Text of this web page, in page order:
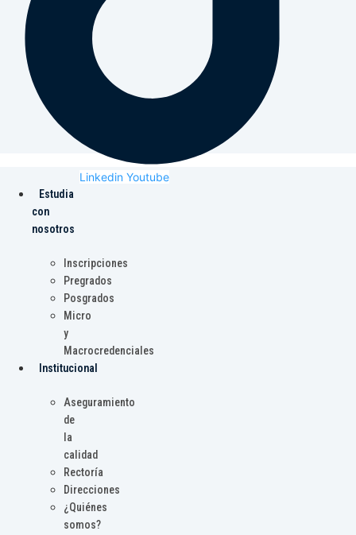
Linkedin Youtube
Estudia
con
nosotros
Inscripciones
Pregrados
Posgrados
Micro
y
Macrocredenciales
Institucional
Aseguramiento
de
la
calidad
Rectoría
Direcciones
¿Quiénes
somos?